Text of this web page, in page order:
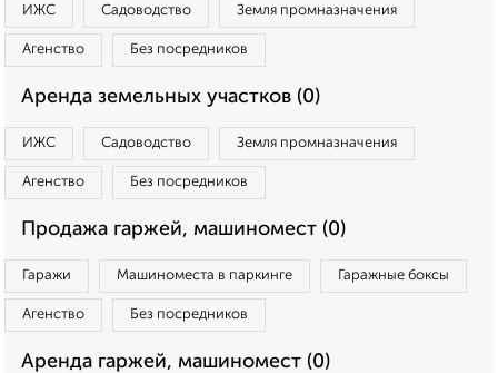
ИЖС Садоводство Земля промназначения
Агенство Без посредников
Аренда земельных участков (0)
ИЖС Садоводство Земля промназначения
Агенство Без посредников
Продажа гаржей, машиномест (0)
Гаражи Машиноместа в паркинге Гаражные боксы
Агенство Без посредников
Аренда гаржей, машиномест (0)